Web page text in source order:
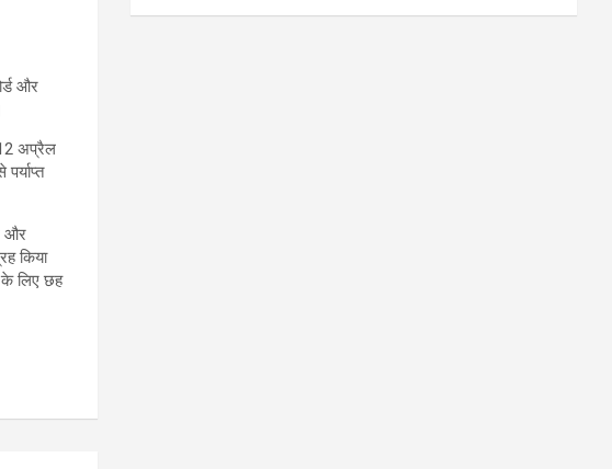
और
अप्रैल
और
किया
के लिए छह